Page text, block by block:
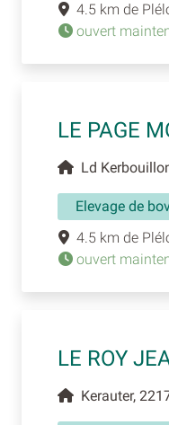
4.5 km de
ouvert
LE PAGE
Ld
Elevage de
4.5 km de
ouvert
LE ROY
Kerauter,